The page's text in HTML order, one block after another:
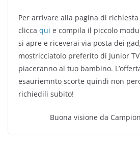
Per arrivare alla pagina di
clicca qui e compila il piccolo
si apre e riceverai via posta dei
mostricciatolo preferito di Junior
piaceranno al tuo bambino.
esauriemnto scorte quindi non
richiedili subito!
Buona visione da